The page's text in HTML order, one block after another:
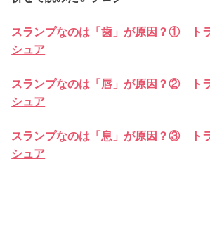
スランプなのは「歯」が原因？① ト
シュア
スランプなのは「唇」が原因？② ト
シュア
スランプなのは「息」が原因？③ ト
シュア